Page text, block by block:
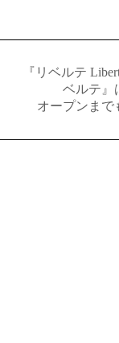
『リベルテ
ベルテ』
オープンまで